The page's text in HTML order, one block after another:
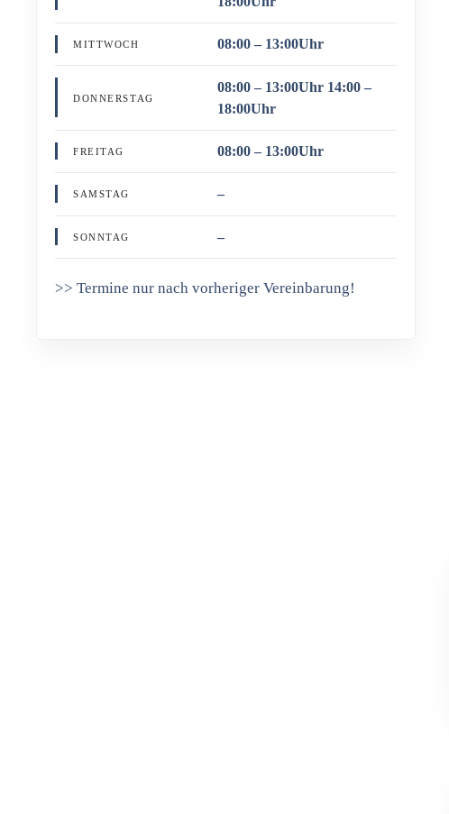
MITTWOCH 08:00 – 13:00Uhr
DONNERSTAG
08:00 – 13:00Uhr 14:00 –
18:00Uhr
FREITAG 08:00 – 13:00Uhr
SAMSTAG –
SONNTAG –
>> Termine nur nach vorheriger Vereinbarung!